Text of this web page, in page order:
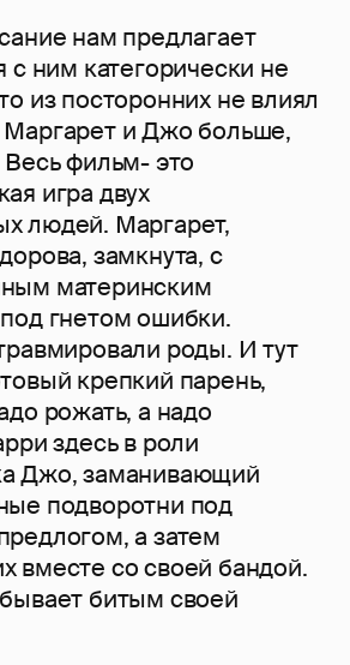
нам предлагает
с ним категорически не
из посторонних не влиял
и Джо больше,
фильм- это
игра двух
людей. Маргарет,
замкнута, с
материнским
гнетом ошибки.
роды. И тут
крепкий парень,
рожать, а надо
здесь в роли
Джо, заманивающий
подворотни под
а затем
вместе со своей бандой.
битым своей